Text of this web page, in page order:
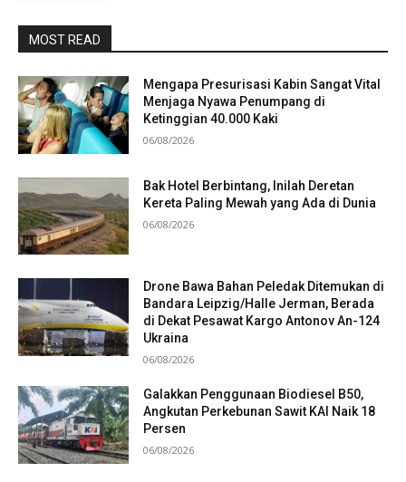
MOST READ
Mengapa Presurisasi Kabin Sangat Vital
Menjaga Nyawa Penumpang di
Ketinggian 40.000 Kaki
06/08/2026
Bak Hotel Berbintang, Inilah Deretan
Kereta Paling Mewah yang Ada di Dunia
06/08/2026
Drone Bawa Bahan Peledak Ditemukan di
Bandara Leipzig/Halle Jerman, Berada
di Dekat Pesawat Kargo Antonov An-124
Ukraina
06/08/2026
Galakkan Penggunaan Biodiesel B50,
Angkutan Perkebunan Sawit KAI Naik 18
Persen
06/08/2026